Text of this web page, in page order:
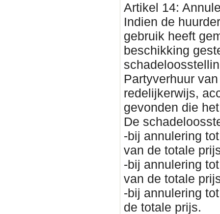
Artikel 14:
Indien de
gebruik heeft
beschikking
Partyverhuur
redelijkerwijs,
gevonden die
De
-bij annulering
van de totale
-bij annulering
van de totale
-bij annulering
de totale prijs.